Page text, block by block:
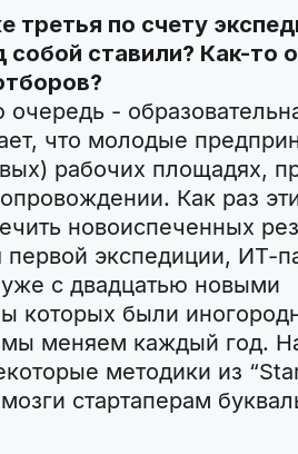
третья по счету
собой ставили? Как-то
-
что молодые
рабочих площадях,
Как раз
новоиспеченных
первой экспедиции, ИТ-
с двадцатью новыми
которых были
меняем каждый год.
методики из
стартаперам